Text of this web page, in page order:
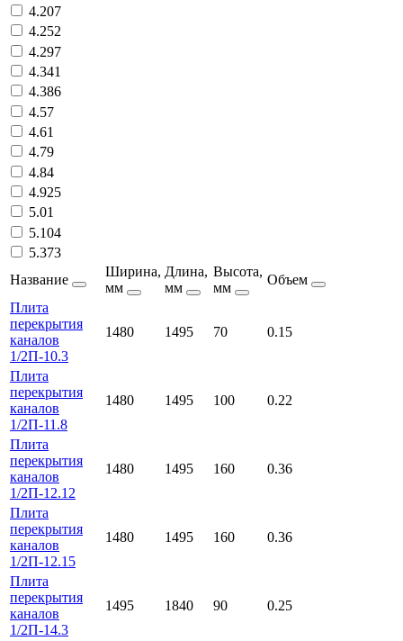
4.207
4.252
4.297
4.341
4.386
4.57
4.61
4.79
4.84
4.925
5.01
5.104
5.373
Название
Ширина,
мм
Длина,
мм
Высота,
мм
Объем
Плита
перекрытия
каналов
1/2П-10.3
1480 1495 70 0.15
Плита
перекрытия
каналов
1/2П-11.8
1480 1495 100 0.22
Плита
перекрытия
каналов
1/2П-12.12
1480 1495 160 0.36
Плита
перекрытия
каналов
1/2П-12.15
1480 1495 160 0.36
Плита
перекрытия
каналов
1/2П-14.3
1495 1840 90 0.25